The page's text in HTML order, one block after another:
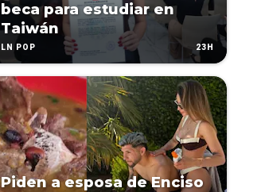
beca para estudiar en
Taiwán
LN POP 23H
Piden a esposa de Enciso